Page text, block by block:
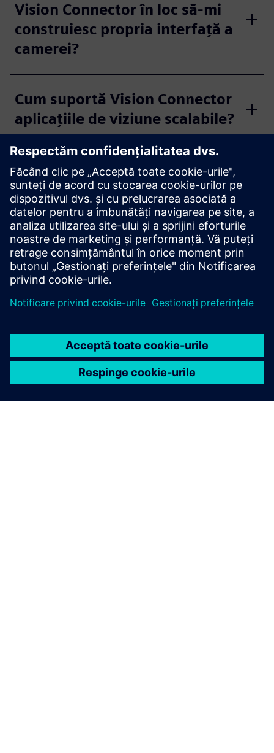
Vision Connector în loc să-mi
construiesc propria interfață a
camerei?
Cum suportă Vision Connector
aplicațiile de viziune scalabile?
Ce face ca Vision Connector să
fie ușor de integrat în fluxurile
de lucru existente?
Începeți
Cumpără acum